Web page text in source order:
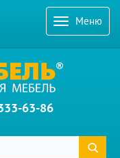
Меню
63-86